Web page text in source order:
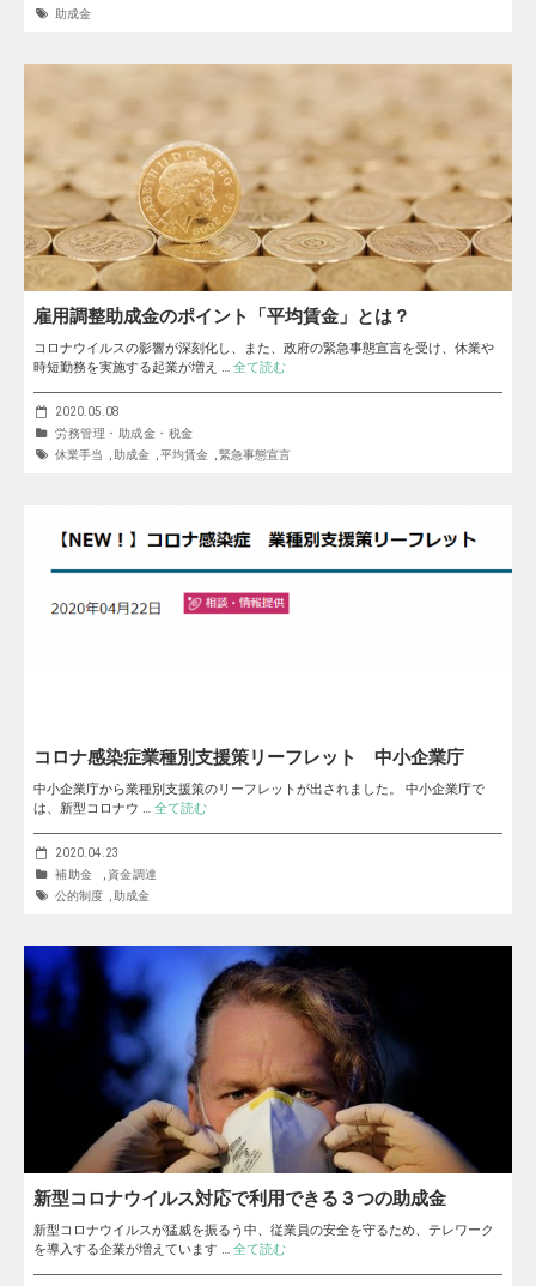
助成金
雇用調整助成金のポイント「平均賃金」とは？
コロナウイルスの影響が深刻化し、また、政府の緊急事態宣言を受け、休業や
時短勤務を実施する起業が増え … 全て読む
2020.05.08
労務管理・助成金・税金
休業手当
助成金 平均賃金 緊急事態宣言
コロナ感染症業種別支援策リーフレット 中小企業庁
中小企業庁から業種別支援策のリーフレットが出されました。 中小企業庁で
は、新型コロナウ … 全て読む
2020.04.23
補助金
資金調達
公的制度
助成金
新型コロナウイルス対応で利用できる３つの助成金
新型コロナウイルスが猛威を振るう中、従業員の安全を守るため、テレワーク
を導入する企業が増えています … 全て読む